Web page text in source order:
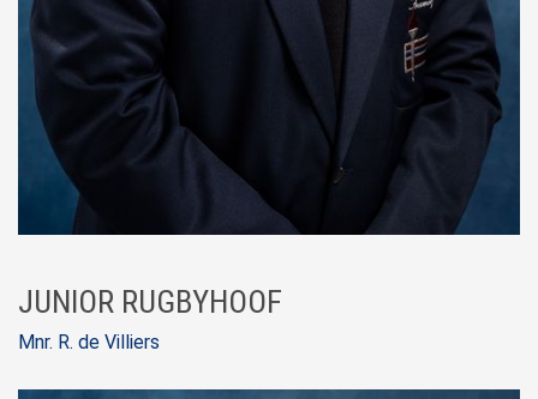
JUNIOR RUGBYHOOF
Mnr. R. de Villiers